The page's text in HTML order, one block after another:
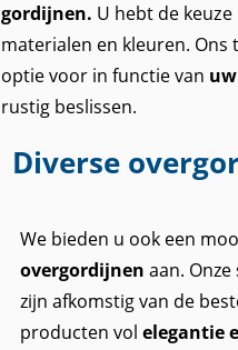
Act Now
gordijnen. U hebt de
materialen en kleuren.
optie voor in functie van
rustig beslissen.
Diverse
We bieden u ook een
overgordijnen aan.
zijn afkomstig van de
producten vol elegantie